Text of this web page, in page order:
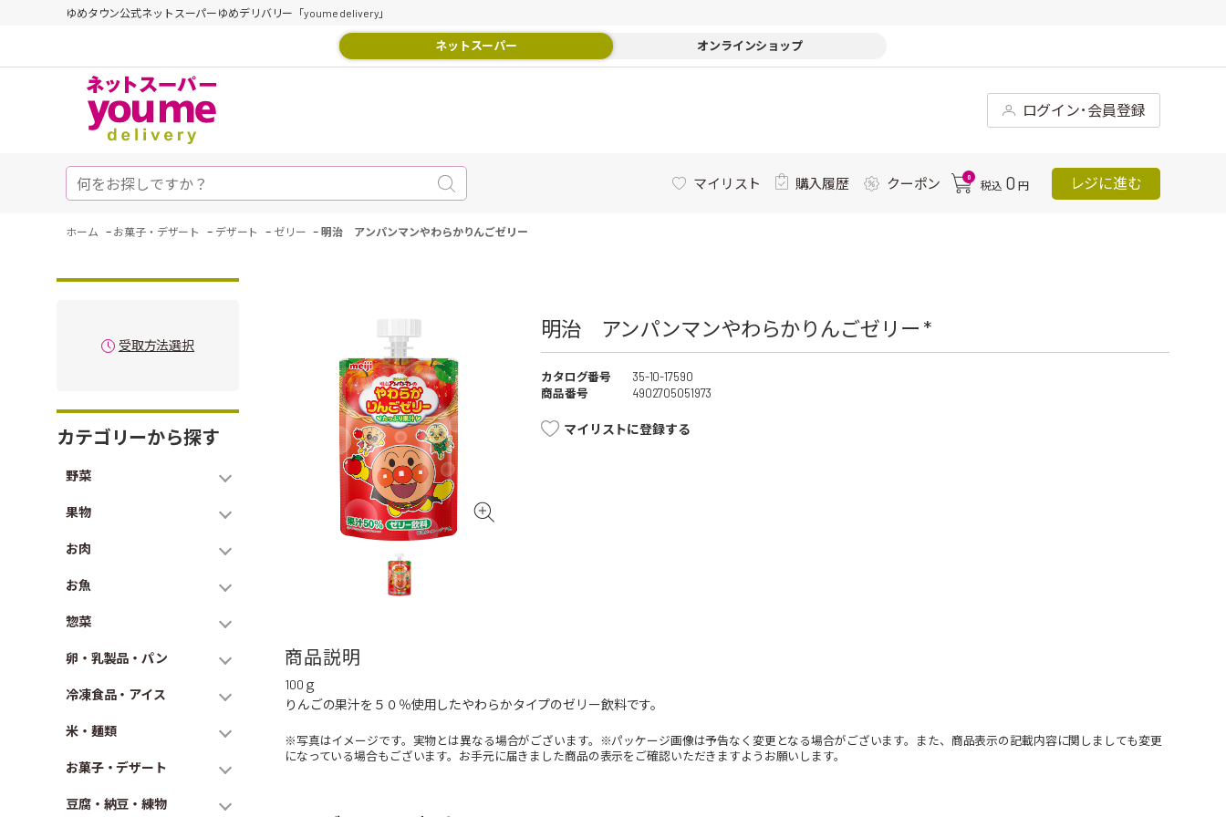
ゆめタウン公式ネットスーパーゆめデリバリー「youme delivery」
ネットスーパー オンラインショップ
ログイン･会員登録
マイリスト 購入履歴 クーポン 0
税込 0 円 レジに進む
ホーム - お菓子・デザート - デザート - ゼリー -明治 アンパンマンやわらかりんごゼリー
受取方法選択
カテゴリーから探す
野菜
果物
お肉
お魚
惣菜
卵・乳製品・パン
冷凍食品・アイス
米・麺類
お菓子・デザート
豆腐・納豆・練物
明治 アンパンマンやわらかりんごゼリー *
カタログ番号
35-10-17590
商品番号
4902705051973
マイリストに登録する
商品説明
100ｇ
りんごの果汁を５０％使用したやわらかタイプのゼリー飲料です。
※写真はイメージです。実物とは異なる場合がございます。※パッケージ画像は予告なく変更となる場合がございます。また、商品表示の記載内容に関しましても変更
になっている場合もございます。お手元に届きました商品の表示をご確認いただきますようお願いします。